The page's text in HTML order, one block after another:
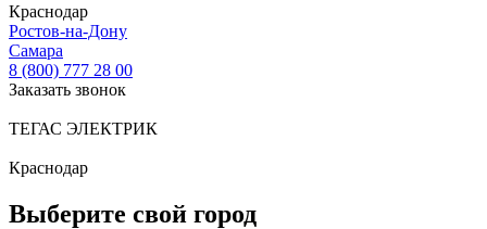
Краснодар
Ростов-на-Дону
Самара
8 (800) 777 28 00
Заказать звонок
ТЕГАС ЭЛЕКТРИК
Краснодар
Выберите свой город